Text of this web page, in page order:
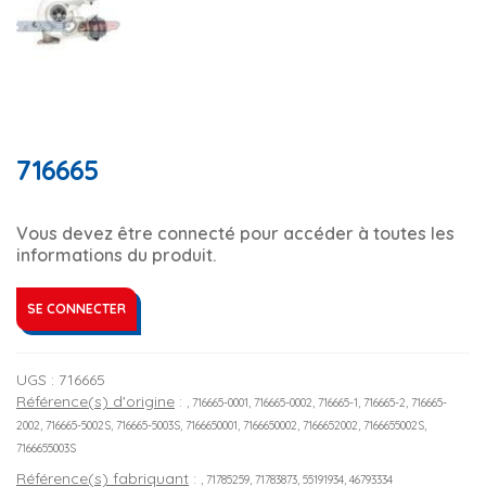
716665
Vous devez être connecté pour accéder à toutes les
informations du produit.
SE CONNECTER
UGS : 716665
Référence(s) d'origine : , 716665-0001, 716665-0002, 716665-1, 716665-2, 716665-
2002, 716665-5002S, 716665-5003S, 7166650001, 7166650002, 7166652002, 7166655002S,
7166655003S
Référence(s) fabriquant : , 71785259, 71783873, 55191934, 46793334